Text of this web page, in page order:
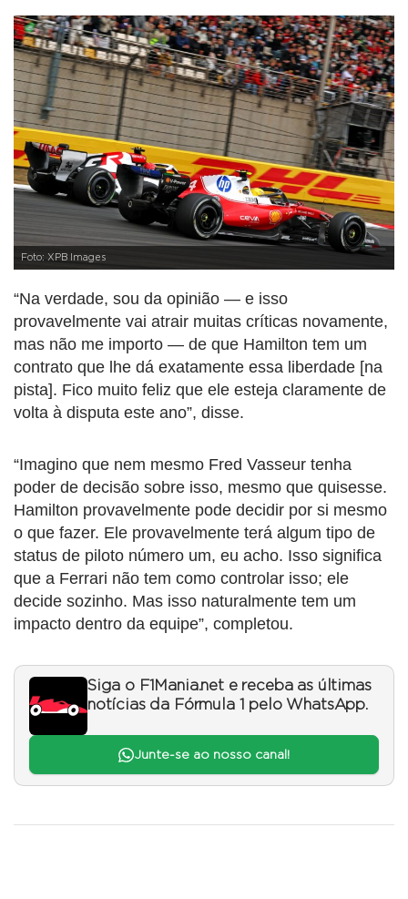
Foto: XPB Images
“Na verdade, sou da opinião — e isso
provavelmente vai atrair muitas críticas novamente,
mas não me importo — de que Hamilton tem um
contrato que lhe dá exatamente essa liberdade [na
pista]. Fico muito feliz que ele esteja claramente de
volta à disputa este ano”, disse.
“Imagino que nem mesmo Fred Vasseur tenha
poder de decisão sobre isso, mesmo que quisesse.
Hamilton provavelmente pode decidir por si mesmo
o que fazer. Ele provavelmente terá algum tipo de
status de piloto número um, eu acho. Isso significa
que a Ferrari não tem como controlar isso; ele
decide sozinho. Mas isso naturalmente tem um
impacto dentro da equipe”, completou.
Siga o F1Mania.net e receba as últimas
notícias da Fórmula 1 pelo WhatsApp.
Junte-se ao nosso canal!